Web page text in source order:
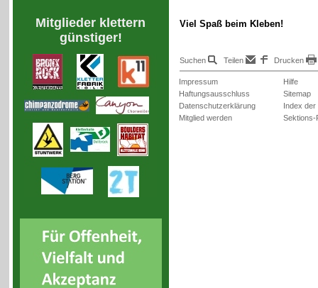
Mitglieder klettern
günstiger!
Viel Spaß beim Kleben!
Suchen Teilen Drucken
Impressum
Haftungsausschluss
Datenschutzerklärung
Mitglied werden
Hilfe
Sitemap
Index der
Sektions-